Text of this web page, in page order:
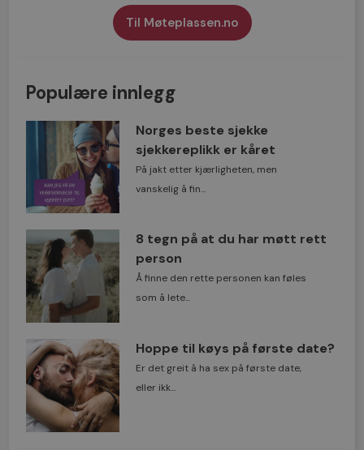
Til Møteplassen.no
Populære innlegg
Norges beste sjekke
sjekkereplikk er kåret
På jakt etter kjærligheten, men
vanskelig å fin...
8 tegn på at du har møtt rett
person
Å finne den rette personen kan føles
som å lete...
Hoppe til køys på første date?
Er det greit å ha sex på første date,
eller ikk...